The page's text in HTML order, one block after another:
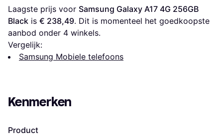
Laagste prijs voor Samsung Galaxy A17 4G 256GB
Black is € 238,49. Dit is momenteel het goedkoopste
aanbod onder 4 winkels.
Vergelijk:
Samsung Mobiele telefoons
Kenmerken
Product